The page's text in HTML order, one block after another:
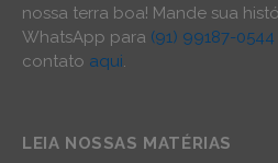
nossa terra boa! Mande sua
WhatsApp para (91) 99187-0544
contato aqui.
LEIA NOSSAS MATÉRIAS